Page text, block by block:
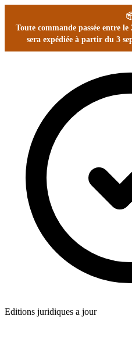
Toute commande passée entre
sera expédiée à partir du 3
Editions juridiques a jour